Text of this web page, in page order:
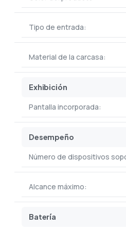
Tipo de entrada:
Material de la carcasa:
Exhibición
Pantalla incorporada:
Desempeño
Número de dispositivos
Alcance máximo:
Batería